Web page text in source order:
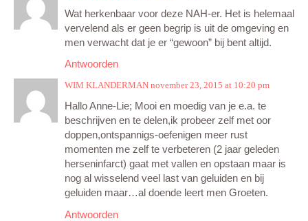
Wat herkenbaar voor deze NAH-er. Het is helemaal
vervelend als er geen begrip is uit de omgeving en
men verwacht dat je er “gewoon” bij bent altijd.
Antwoorden
WIM KLANDERMAN november 23, 2015 at 10:20 pm
Hallo Anne-Lie; Mooi en moedig van je e.a. te
beschrijven en te delen,ik probeer zelf met oor
doppen,ontspannigs-oefenigen meer rust
momenten me zelf te verbeteren (2 jaar geleden
herseninfarct) gaat met vallen en opstaan maar is
nog al wisselend veel last van geluiden en bij
geluiden maar…al doende leert men Groeten.
Antwoorden